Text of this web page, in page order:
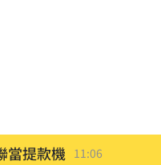
當提款機 11:06